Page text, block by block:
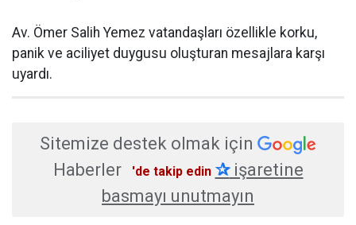
Av. Ömer Salih Yemez vatandaşları özellikle korku,
panik ve aciliyet duygusu oluşturan mesajlara karşı
uyardı.
Sitemize destek olmak için
Haberler
'de takip edin ✰işaretine
basmayı unutmayın